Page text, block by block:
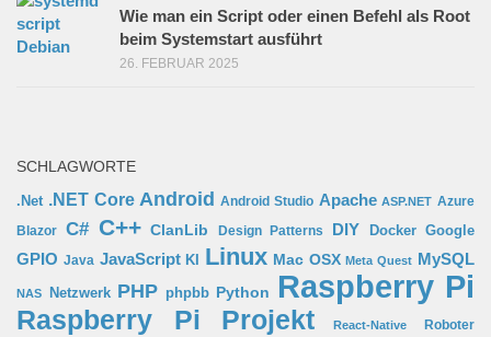
Wie man ein Script oder einen Befehl als Root
beim Systemstart ausführt
26. FEBRUAR 2025
SCHLAGWORTE
.Net .NET Core Android Android Studio Apache ASP.NET Azure
Blazor C# C++ ClanLib Design Patterns DIY Docker Google
GPIO Java JavaScript KI Linux Mac OSX Meta Quest MySQL
NAS Netzwerk PHP phpbb Python Raspberry Pi
Raspberry Pi Projekt React-Native Roboter